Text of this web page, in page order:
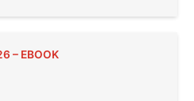
– EBOOK